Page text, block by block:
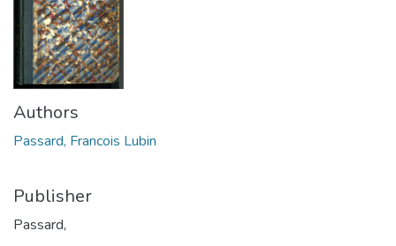
Authors
Passard, Francois Lubin
Publisher
Passard,